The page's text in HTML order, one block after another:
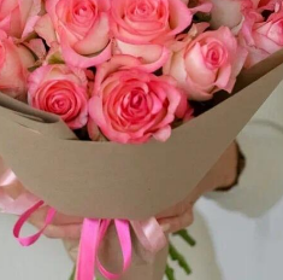
Статица
Суккуленты
Фрезия
Эустома